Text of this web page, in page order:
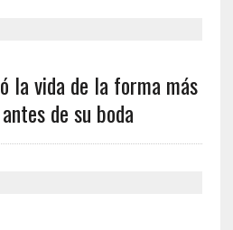
la vida de la forma más
de su boda